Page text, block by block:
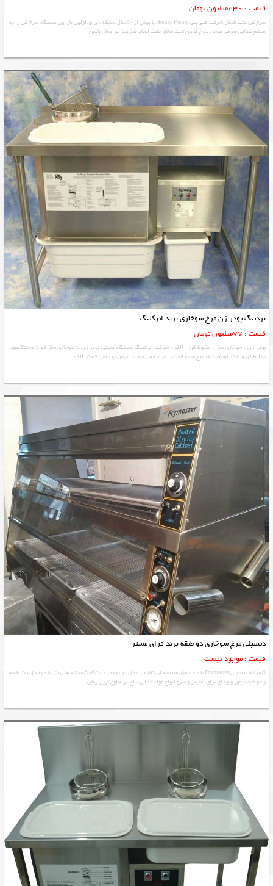
قیمت : 430میلیون تومان
سرخ کن تحت فشار شرکت هنی پنی Henny Penny با بیش از ۵۰سال سابقه ، برای اولین بار این دستگاه سرخ کن را به
صنایع غذایی معرفی نمود ، سرخ کردن تحت فشار باعث ایجاد طبخ غذا در دمای پایین
بردینگ پودر زن مرغ سوخاری برند ایرکینگ
قیمت : 77میلیون تومان
پودر زن ، سوخاری ساز ، مخلوط کن ، الک ، شرکت ایرکینگ دستگاه دستی پودر زن یا سوخاری ساز که با دستگاههای
مخلوط کن و الک اتوماتیک تجمیع شده است را عرضه می نمایید. برس چرخشی که کار الک
دیسپلی مرغ سوخاری دو طبقه برند فرای مستر
قیمت : موجود نیست
گرمخانه دیسپلی Frymaster با درب های شیشه ای کشویی مدل دو طبقه ، دستگاه گرمخانه هنی پنی با دو مدل یک طبقه
و دو طبقه بطور ویژه ای برای نمایش و سرو انواع مواد غذایی داغ در شلوغ ترین زمان